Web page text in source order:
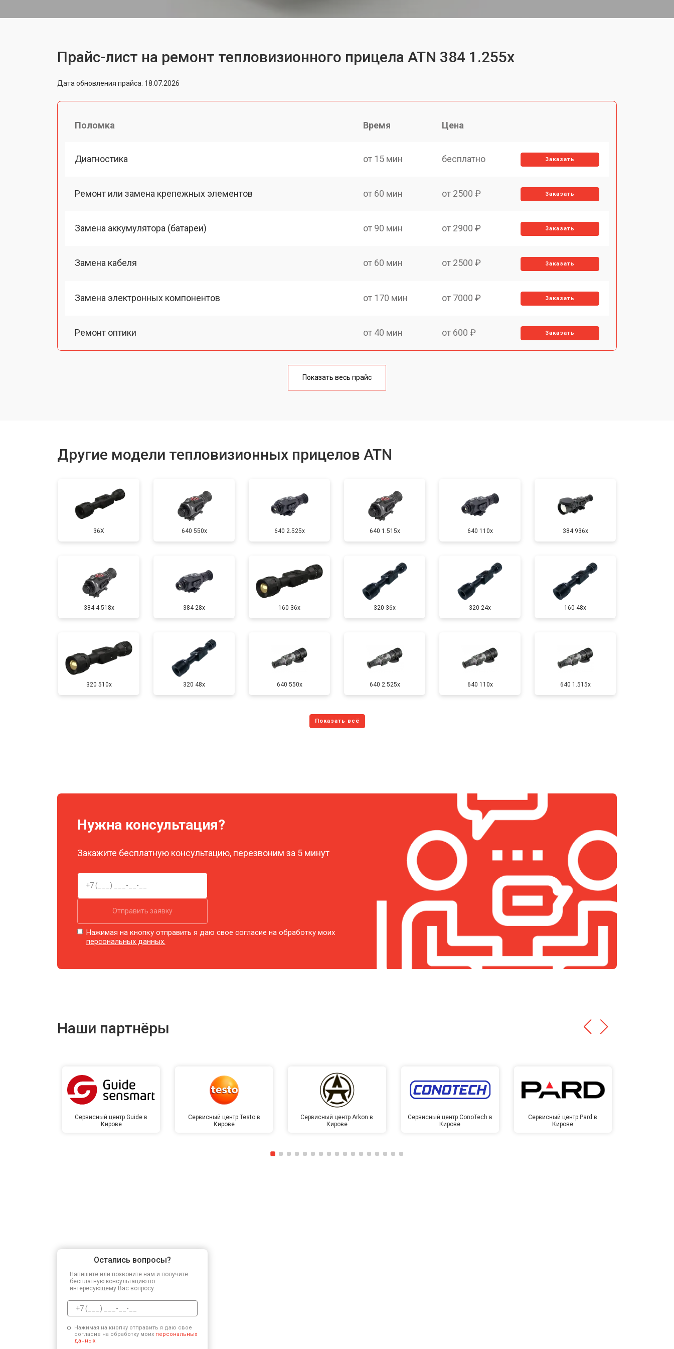
Прайс-лист на ремонт тепловизионного прицела ATN 384 1.255х
Дата обновления прайса: 18.07.2026
Поломка Время Цена
Диагностика от 15 мин бесплатно Заказать
Ремонт или замена крепежных элементов от 60 мин от 2500 ₽ Заказать
Замена аккумулятора (батареи) от 90 мин от 2900 ₽ Заказать
Замена кабеля от 60 мин от 2500 ₽ Заказать
Замена электронных компонентов от 170 мин от 7000 ₽ Заказать
Ремонт оптики от 40 мин от 600 ₽ Заказать
от 170 мин
Ремонт или замена детектора от 60 мин от 10000 ₽ Заказать
Показать весь прайс
Другие модели тепловизионных прицелов ATN
36X 640 550x 640 2.525x 640 1.515x 640 110x 384 936x
384 4.518x 384 28x 160 36x 320 36x 320 24x 160 48x
320 510x 320 48x 640 550x 640 2.525x 640 110x 640 1.515x
Нужна консультация?
Закажите бесплатную консультацию, перезвоним за 5 минут
Отправить заявку
Нажимая на кнопку отправить я даю свое согласие на обработку моих
персональных данных.
Наши партнёры
Сервисный центр Guide в
Кирове
Сервисный центр Testo в
Кирове
Сервисный центр Arkon в
Кирове
Сервисный центр ConoTech в
Кирове
Сервисный центр Pard в
Кирове
Остались вопросы?
Напишите или позвоните нам и получите
бесплатную консультацию по
интересующему Вас вопросу.
Нажимая на кнопку отправить я даю свое
согласие на обработку моих персональных
данных.